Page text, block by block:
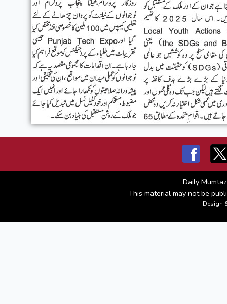
Daily
This material may not be
Design